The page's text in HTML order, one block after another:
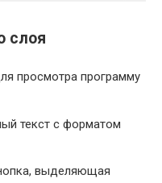
слоя
просмотра программу
текст с форматом
выделяющая